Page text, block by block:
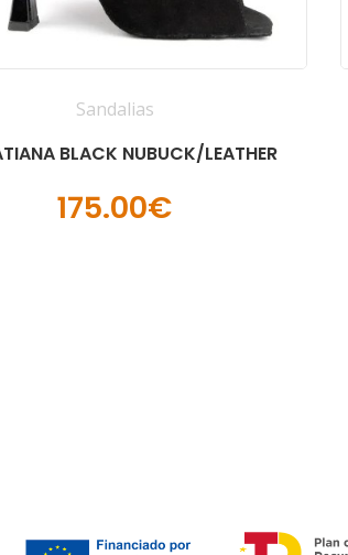
Sandalias
BLACK NUBUCK/LEATHER
175.00€